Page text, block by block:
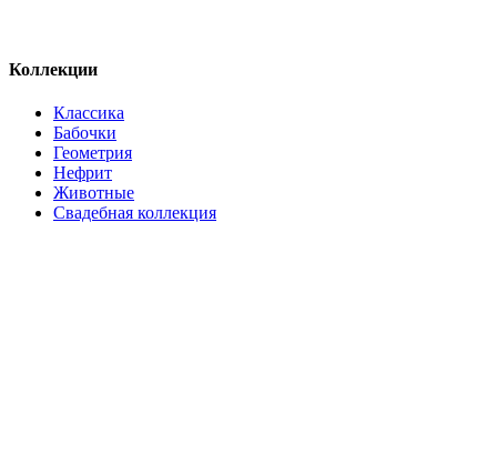
Коллекции
Классика
Бабочки
Геометрия
Нефрит
Животные
Свадебная коллекция